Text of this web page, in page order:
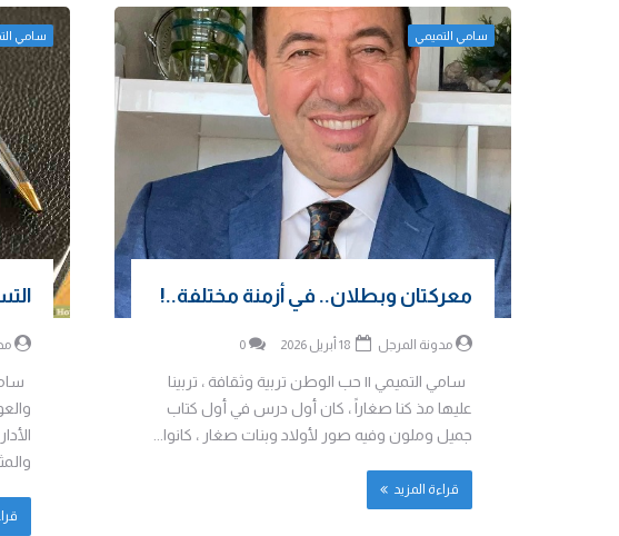
سامي التميمي
معركتان وبطلان.. في أزمنة مختلفة..!
مدونة المرجل 0
سامي التميمي || حب الوطن تربية وثقافة ، تربينا
عليها مذ كنا صغاراً ، كان أول درس في أول كتاب
جميل وملون وفيه صور لأولاد وبنات صغار ، كانوا...
قراءة المزيد
سامي